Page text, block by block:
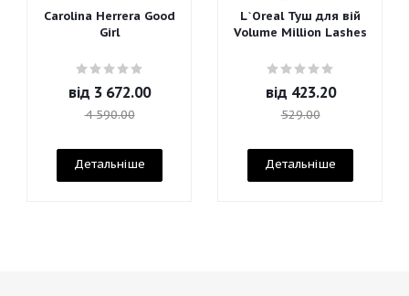
Carolina Herrera Good
Girl
від 3 672.00
4 590.00
Детальніше
L`Oreal Туш для вій
Volume Million Lashes
від 423.20
529.00
Детальніше